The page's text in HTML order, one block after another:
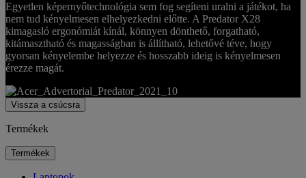
Egyetlen képernyőtechnológia sem fog segíteni uralni a játékot, ha
nem tud kényelmesen elhelyezkedni előtte. A Predator X28
kimagasló ergonómiát kínál, könnyen dönthető, forgatható,
kitámasztható és magasságban is állítható, lehetővé téve, hogy
gyorsan kényelembe helyezze és hosszabb ideig is kényelmesen
érezze magát.
Vissza a csúcsra
Termékek
Termékek